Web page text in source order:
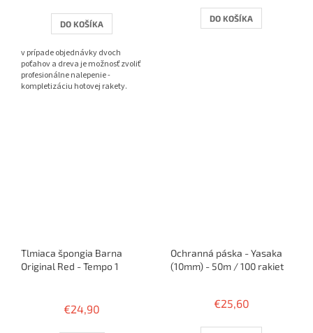
3,8
z
hviezdičiek.
DO KOŠÍKA
v prípade objednávky dvoch
poťahov a dreva je možnosť zvoliť
profesionálne nalepenie -
kompletizáciu hotovej rakety.
DO KOŠÍKA
Tlmiaca špongia Barna
Original Red - Tempo 1
produktu
€24,90
Ochranná páska - Yasaka
(10mm) - 50m / 100 rakiet
€25,60